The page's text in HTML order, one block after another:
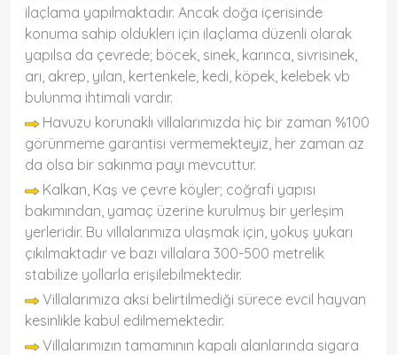
ilaçlama yapılmaktadır. Ancak doğa içerisinde
konuma sahip olduklerı için ilaçlama düzenli olarak
yapılsa da çevrede; böcek, sinek, karınca, sivrisinek,
arı, akrep, yılan, kertenkele, kedi, köpek, kelebek vb
bulunma ihtimali vardır.
Havuzu korunaklı villalarımızda hiç bir zaman %100
görünmeme garantisi vermemekteyiz, her zaman az
da olsa bir sakınma payı mevcuttur.
Kalkan, Kaş ve çevre köyler; coğrafi yapısı
bakımından, yamaç üzerine kurulmuş bir yerleşim
yerleridir. Bu villalarımıza ulaşmak için, yokuş yukarı
çıkılmaktadır ve bazı villalara 300-500 metrelik
stabilize yollarla erişilebilmektedir.
Villalarımıza aksi belirtilmediği sürece evcil hayvan
kesinlikle kabul edilmemektedir.
Villalarımızın tamamının kapalı alanlarında sigara